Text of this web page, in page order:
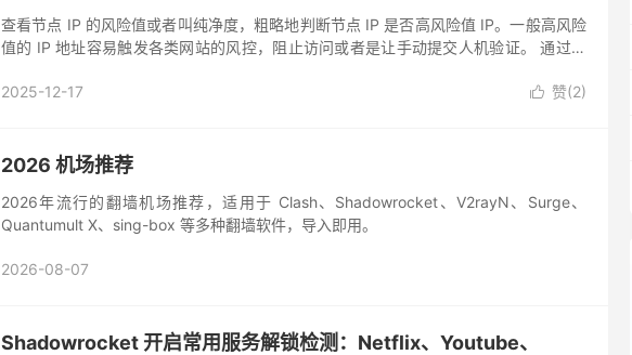
查看节点 IP 的风险值或者叫纯净度，粗略地判断节点 IP 是否高风险值 IP。一般高风险
值的 IP 地址容易触发各类网站的风控，阻止访问或者是让手动提交人机验证。 通过这
 赞(2)
2025-12-17
2026 机场推荐
2026年流行的翻墙机场推荐，适用于 Clash、Shadowrocket、V2rayN、Surge、
Quantumult X、sing-box 等多种翻墙软件，导入即用。
2026-08-07
Shadowrocket 开启常用服务解锁检测：Netflix、Youtube、